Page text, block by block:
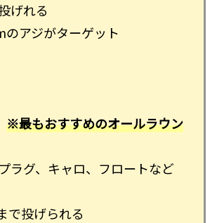
げれる
のアジがターゲット
※最もおすすめのオールラウン
ラグ、キャロ、フロートなど
で投げられる